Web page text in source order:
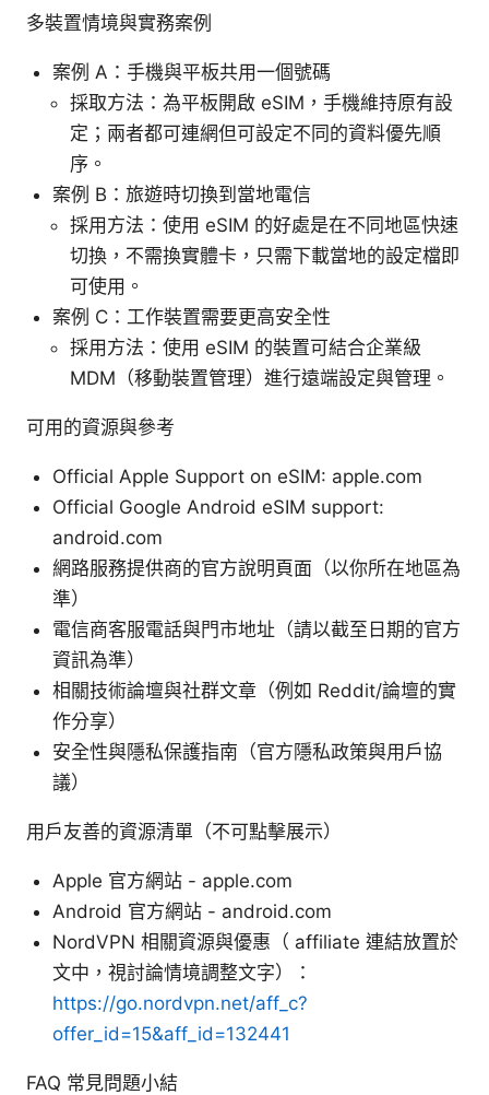
多裝置情境與實務案例
案例 A：手機與平板共用一個號碼
採取方法：為平板開啟 eSIM，手機維持原有設
定；兩者都可連網但可設定不同的資料優先順
序。
案例 B：旅遊時切換到當地電信
採用方法：使用 eSIM 的好處是在不同地區快速
切換，不需換實體卡，只需下載當地的設定檔即
可使用。
案例 C：工作裝置需要更高安全性
採用方法：使用 eSIM 的裝置可結合企業級
MDM（移動裝置管理）進行遠端設定與管理。
可用的資源與參考
Official Apple Support on eSIM: apple.com
Official Google Android eSIM support:
android.com
網路服務提供商的官方說明頁面（以你所在地區為
準）
電信商客服電話與門市地址（請以截至日期的官方
資訊為準）
相關技術論壇與社群文章（例如 Reddit/論壇的實
作分享）
安全性與隱私保護指南（官方隱私政策與用戶協
議）
用戶友善的資源清單（不可點擊展示）
Apple 官方網站 - apple.com
Android 官方網站 - android.com
NordVPN 相關資源與優惠（ affiliate 連結放置於
文中，視討論情境調整文字）：
https://go.nordvpn.net/aff_c?
offer_id=15&aff_id=132441
FAQ 常見問題小結